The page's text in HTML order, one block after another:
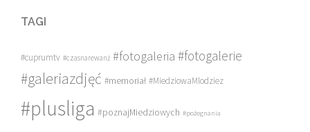
TAGI
#cuprumtv #czasnarewanż #fotogaleria #fotogalerie
#galeriazdjęć #memoriał #MiedziowaMlodziez
#plusliga #poznajMiedziowych #pożegnania